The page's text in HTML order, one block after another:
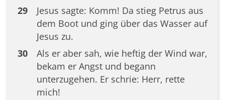
29
Jesus sagte: Komm! Da stieg Petrus aus
dem Boot und ging über das Wasser auf
Jesus zu.
30
Als er aber sah, wie heftig der Wind war,
bekam er Angst und begann
unterzugehen. Er schrie: Herr, rette
mich!